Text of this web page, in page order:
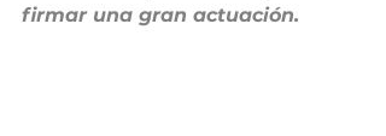
firmar una gran actuación.